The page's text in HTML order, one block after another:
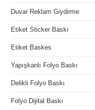
Duvar Reklam Giydirme
Etiket Sticker Baskı
Etiket Baskes
Yapışkanlı Folyo Baskı
Delikli Folyo Baskı
Folyo Dijital Baskı